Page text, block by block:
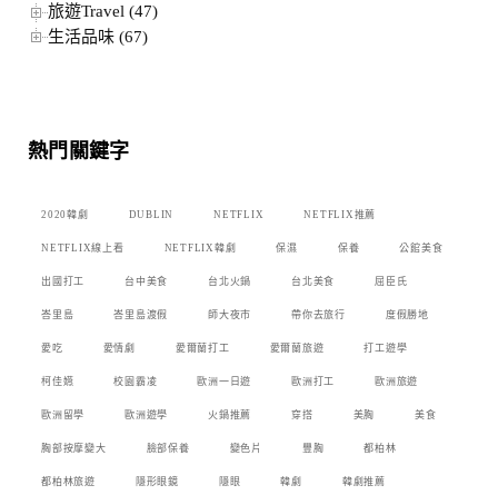
旅遊Travel (47)
生活品味 (67)
熱門關鍵字
2020韓劇 DUBLIN NETFLIX NETFLIX推薦
NETFLIX線上看 NETFLIX韓劇 保濕 保養 公館美食
出國打工 台中美食 台北火鍋 台北美食 屈臣氏
峇里島 峇里島渡假 師大夜市 帶你去旅行 度假勝地
愛吃 愛情劇 愛爾蘭打工 愛爾蘭旅遊 打工遊學
柯佳嬿 校園霸凌 歐洲一日遊 歐洲打工 歐洲旅遊
歐洲留學 歐洲遊學 火鍋推薦 穿搭 美胸 美食
胸部按摩變大 臉部保養 變色片 豐胸 都柏林
都柏林旅遊 隱形眼鏡 隱眼 韓劇 韓劇推薦